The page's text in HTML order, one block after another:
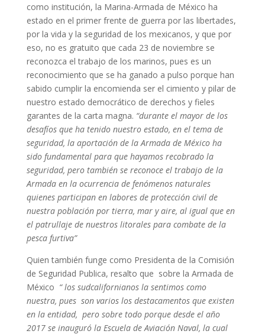
como institución, la Marina-Armada de México ha
estado en el primer frente de guerra por las libertades,
por la vida y la seguridad de los mexicanos, y que por
eso, no es gratuito que cada 23 de noviembre se
reconozca el trabajo de los marinos, pues es un
reconocimiento que se ha ganado a pulso porque han
sabido cumplir la encomienda ser el cimiento y pilar de
nuestro estado democrático de derechos y fieles
garantes de la carta magna. “durante el mayor de los
desafíos que ha tenido nuestro estado, en el tema de
seguridad, la aportación de la Armada de México ha
sido fundamental para que hayamos recobrado la
seguridad, pero también se reconoce el trabajo de la
Armada en la ocurrencia de fenómenos naturales
quienes participan en labores de protección civil de
nuestra población por tierra, mar y aire, al igual que en
el patrullaje de nuestros litorales para combate de la
pesca furtiva”
Quien también funge como Presidenta de la Comisión
de Seguridad Publica, resalto que sobre la Armada de
México “ los sudcalifornianos la sentimos como
nuestra, pues son varios los destacamentos que existen
en la entidad, pero sobre todo porque desde el año
2017 se inauguró la Escuela de Aviación Naval, la cual